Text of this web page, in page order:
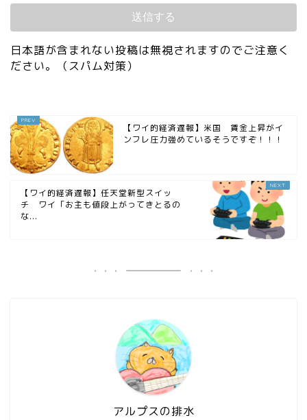
日本語が含まれない投稿は無視されますのでご注意く
ださい。（スパム対策）
【ワイ的経済遅報】米国 賃金上昇がイ
ンフレ圧力強めているそうですぞ！！！
【ワイ的経済遅報】任天堂新型スイッ
チ ワイ「お主も値段上がってきとるの
な...
アルプスの排水